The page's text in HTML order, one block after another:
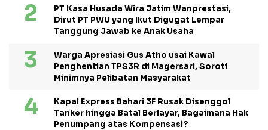
PT Kasa Husada Wira Jatim Wanprestasi,
Dirut PT PWU yang Ikut Digugat Lempar
Tanggung Jawab ke Anak Usaha
Warga Apresiasi Gus Atho usai Kawal
Penghentian TPS3R di Magersari, Soroti
Minimnya Pelibatan Masyarakat
Kapal Express Bahari 3F Rusak Disenggol
Tanker hingga Batal Berlayar, Bagaimana Hak
Penumpang atas Kompensasi?